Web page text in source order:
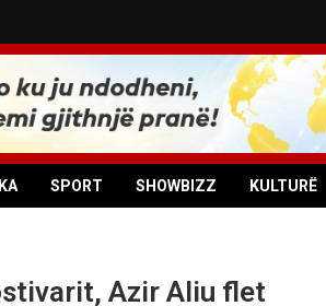
SPORT SHOWBIZZ KULTURË
Azir Aliu flet